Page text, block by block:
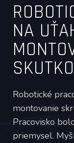
NA
Robotické
montovanie
Pracovisko
priemysel.